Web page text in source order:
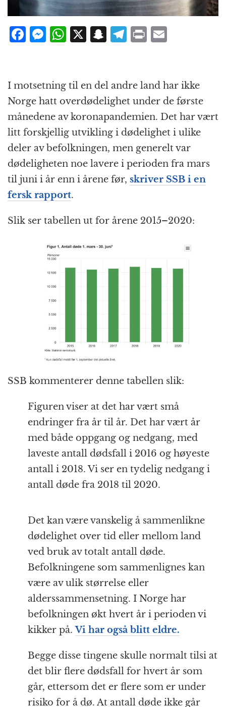
F
e
b
o
o
k
M
e
n
g
e
r
W
s
A
p
p
X S
p
c
h
at
T
g
r
a
m
P
t
l
I motsetning til en del andre land har ikke
Norge hatt overdødelighet under de første
månedene av koronapandemien. Det har vært
litt forskjellig utvikling i dødelighet i ulike
deler av befolkningen, men generelt var
dødeligheten noe lavere i perioden fra mars
til juni i år enn i årene før, skriver SSB i en
fersk rapport.
Slik ser tabellen ut for årene 2015–2020:
SSB kommenterer denne tabellen slik:
Figuren viser at det har vært små
endringer fra år til år. Det har vært år
med både oppgang og nedgang, med
laveste antall dødsfall i 2016 og høyeste
antall i 2018. Vi ser en tydelig nedgang i
antall døde fra 2018 til 2020.
Det kan være vanskelig å sammenlikne
dødelighet over tid eller mellom land
ved bruk av totalt antall døde.
Befolkningene som sammenlignes kan
være av ulik størrelse eller
alderssammensetning. I Norge har
befolkningen økt hvert år i perioden vi
kikker på.Vi har også blitt eldre.
Begge disse tingene skulle normalt tilsi at
det blir flere dødsfall for hvert år som
går, ettersom det er flere som er under
risiko for å dø. At antall døde ikke går